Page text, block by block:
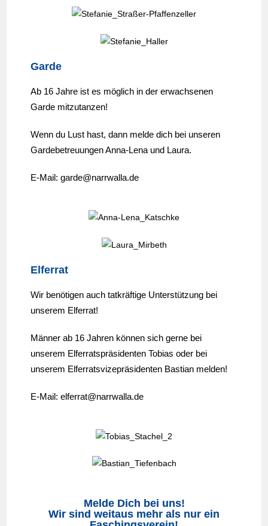
Garde
Ab 16 Jahre ist es möglich in der erwachsenen
Garde mitzutanzen!
Wenn du Lust hast, dann melde dich bei unseren
Gardebetreuungen Anna-Lena und Laura.
E-Mail: garde@narrwalla.de
Elferrat
Wir benötigen auch tatkräftige Unterstützung bei
unserem Elferrat!
Männer ab 16 Jahren können sich gerne bei
unserem Elferratspräsidenten Tobias oder bei
unserem Elferratsvizepräsidenten Bastian melden!
E-Mail: elferrat@narrwalla.de
Melde Dich bei uns!
Wir sind weitaus mehr als nur ein